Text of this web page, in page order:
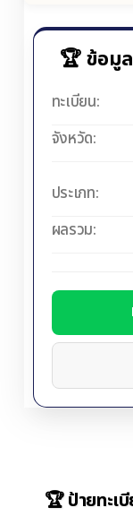
🏆 ข้อมู
ทะเบียน:
จังหวัด:
ประเภท:
ผลรวม:
🏆 ป้ายทะเ